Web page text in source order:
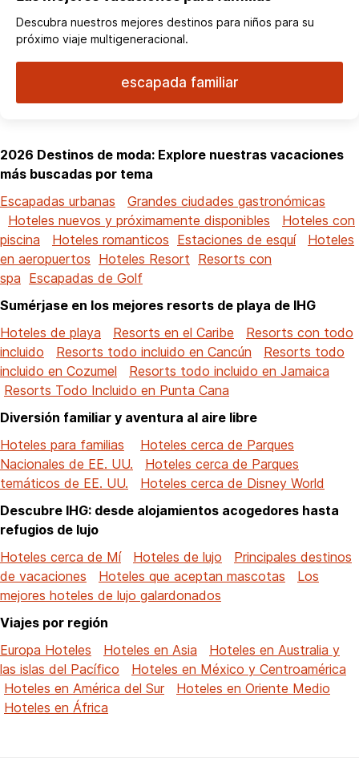
Descubra nuestros mejores destinos para niños para su
próximo viaje multigeneracional.
escapada familiar
2026 Destinos de moda: Explore nuestras vacaciones
más buscadas por tema
Escapadas urbanas
Grandes ciudades gastronómicas
Hoteles nuevos y próximamente disponibles
Hoteles con
piscina
Hoteles romanticos Estaciones de esquí
Hoteles
en aeropuertos Hoteles Resort Resorts con
spa Escapadas de Golf
Sumérjase en los mejores resorts de playa de IHG
Hoteles de playa
Resorts en el Caribe
Resorts con todo
incluido
Resorts todo incluido en Cancún
Resorts todo
incluido en Cozumel
Resorts todo incluido en Jamaica
Resorts Todo Incluido en Punta Cana
Diversión familiar y aventura al aire libre
Hoteles para familias
Hoteles cerca de Parques
Nacionales de EE. UU.
Hoteles cerca de Parques
temáticos de EE. UU.
Hoteles cerca de Disney World
Descubre IHG: desde alojamientos acogedores hasta
refugios de lujo
Hoteles cerca de Mí
Hoteles de lujo
Principales destinos
de vacaciones
Hoteles que aceptan mascotas
Los
mejores hoteles de lujo galardonados
Viajes por región
Europa Hoteles
Hoteles en Asia
Hoteles en Australia y
las islas del Pacífico
Hoteles en México y Centroamérica
Hoteles en América del Sur
Hoteles en Oriente Medio
Hoteles en África